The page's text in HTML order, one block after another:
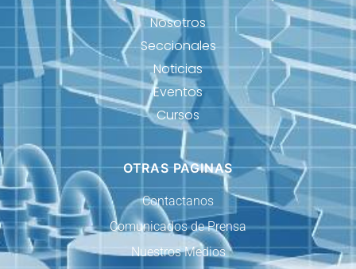
Nosotros
Seccionales
Noticias
Eventos
Cursos
OTRAS PAGINAS
Contactanos
Comunicados de Prensa
Nuestros Medios